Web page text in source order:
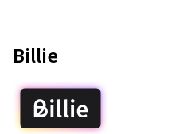
Billie